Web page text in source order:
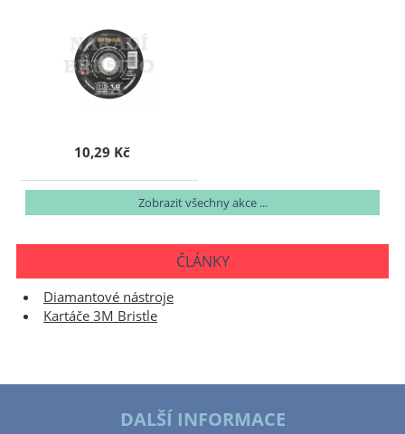
10,29 Kč
Zobrazit všechny akce ...
ČLÁNKY
Diamantové nástroje
Kartáče 3M Bristle
DALŠÍ INFORMACE